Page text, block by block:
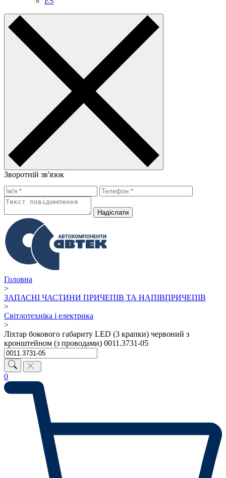
Зворотній зв'язок
Надiслати
Головна
>
ЗАПАСНІ ЧАСТИНИ ПРИЧЕПІВ ТА НАПІВПРИЧЕПІВ
>
Світлотехніка і електрика
>
Ліхтар бокового габариту LED (3 крапки) червоний з
кронштейном (з проводами) 0011.3731-05
0